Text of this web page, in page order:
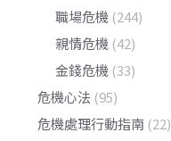
職場危機 (244)
親情危機 (42)
金錢危機 (33)
危機心法 (95)
危機處理行動指南 (22)